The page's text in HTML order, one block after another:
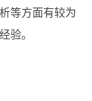
等方面有较为
验。